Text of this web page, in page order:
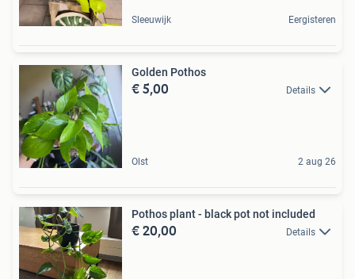
Sleeuwijk Eergisteren
Golden Pothos
€ 5,00 Details
Olst 2 aug 26
Pothos plant - black pot not included
€ 20,00 Details